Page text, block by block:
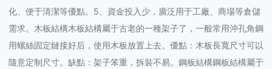
化、便于清潔等優點。5、資金投入少，廣泛用于工廠、商場等倉儲
需求。木板結構木板結構屬于古老的一種架子了，一般常用沖孔角鋼
用螺絲固定鏈接好后，使用木板放置上去。優點：木板長寬尺寸可以
隨意定制尺寸。缺點：架子笨重，拆裝不易。鋼板結構鋼板結構屬于